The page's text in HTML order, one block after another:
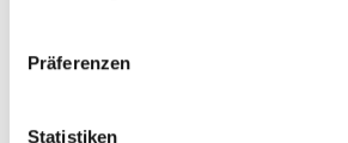
Präferenzen
Statistiken